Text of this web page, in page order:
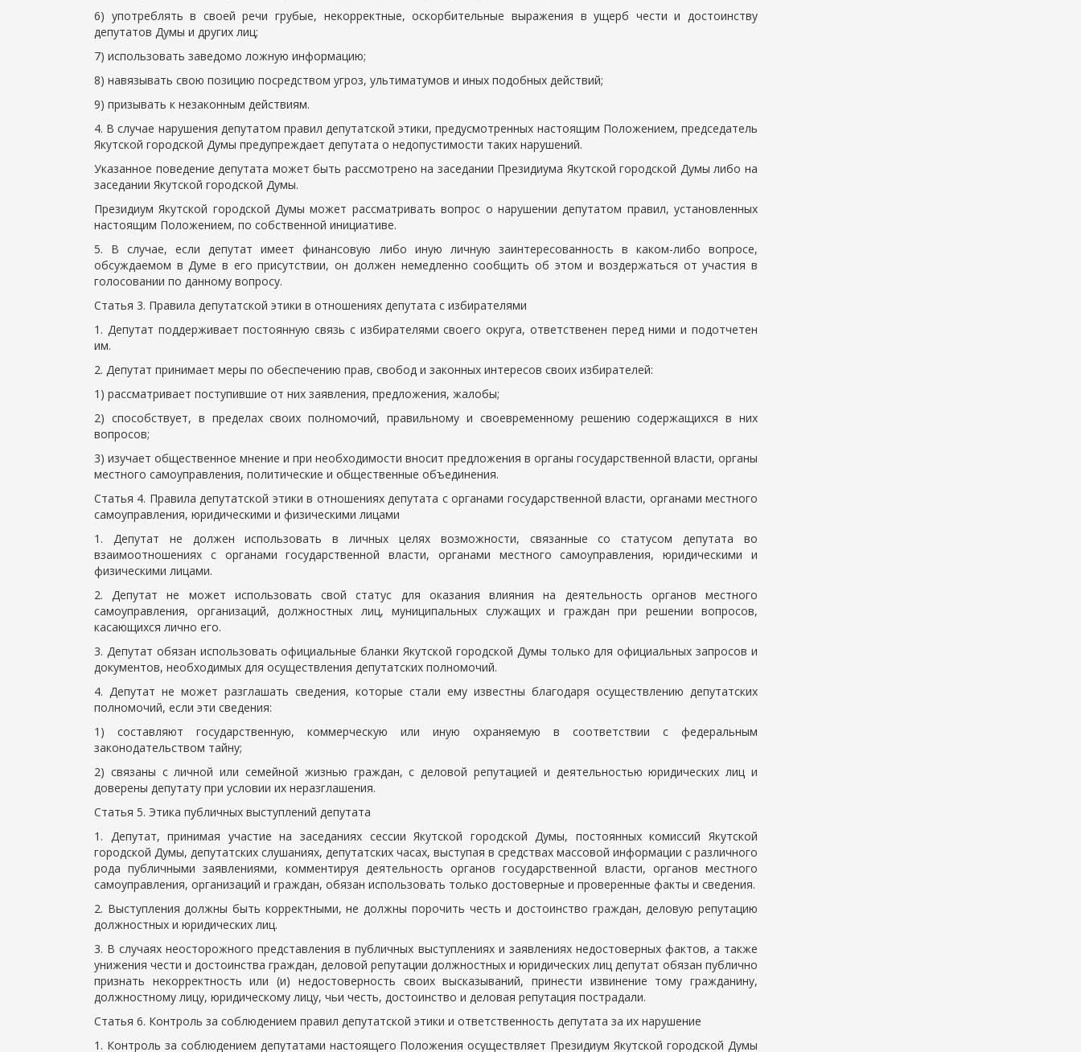
6) употреблять в своей речи грубые, некорректные, оскорбительные выражения в ущерб чести и достоинству
депутатов Думы и других лиц;
7) использовать заведомо ложную информацию;
8) навязывать свою позицию посредством угроз, ультиматумов и иных подобных действий;
9) призывать к незаконным действиям.
4. В случае нарушения депутатом правил депутатской этики, предусмотренных настоящим Положением, председатель
Якутской городской Думы предупреждает депутата о недопустимости таких нарушений.
Указанное поведение депутата может быть рассмотрено на заседании Президиума Якутской городской Думы либо на
заседании Якутской городской Думы.
Президиум Якутской городской Думы может рассматривать вопрос о нарушении депутатом правил, установленных
настоящим Положением, по собственной инициативе.
5. В случае, если депутат имеет финансовую либо иную личную заинтересованность в каком-либо вопросе,
обсуждаемом в Думе в его присутствии, он должен немедленно сообщить об этом и воздержаться от участия в
голосовании по данному вопросу.
Статья 3. Правила депутатской этики в отношениях депутата с избирателями
1. Депутат поддерживает постоянную связь с избирателями своего округа, ответственен перед ними и подотчетен
им.
2. Депутат принимает меры по обеспечению прав, свобод и законных интересов своих избирателей:
1) рассматривает поступившие от них заявления, предложения, жалобы;
2) способствует, в пределах своих полномочий, правильному и своевременному решению содержащихся в них
вопросов;
3) изучает общественное мнение и при необходимости вносит предложения в органы государственной власти, органы
местного самоуправления, политические и общественные объединения.
Статья 4. Правила депутатской этики в отношениях депутата с органами государственной власти, органами местного
самоуправления, юридическими и физическими лицами
1. Депутат не должен использовать в личных целях возможности, связанные со статусом депутата во
взаимоотношениях с органами государственной власти, органами местного самоуправления, юридическими и
физическими лицами.
2. Депутат не может использовать свой статус для оказания влияния на деятельность органов местного
самоуправления, организаций, должностных лиц, муниципальных служащих и граждан при решении вопросов,
касающихся лично его.
3. Депутат обязан использовать официальные бланки Якутской городской Думы только для официальных запросов и
документов, необходимых для осуществления депутатских полномочий.
4. Депутат не может разглашать сведения, которые стали ему известны благодаря осуществлению депутатских
полномочий, если эти сведения:
1) составляют государственную, коммерческую или иную охраняемую в соответствии с федеральным
законодательством тайну;
2) связаны с личной или семейной жизнью граждан, с деловой репутацией и деятельностью юридических лиц и
доверены депутату при условии их неразглашения.
Статья 5. Этика публичных выступлений депутата
1. Депутат, принимая участие на заседаниях сессии Якутской городской Думы, постоянных комиссий Якутской
городской Думы, депутатских слушаниях, депутатских часах, выступая в средствах массовой информации с различного
рода публичными заявлениями, комментируя деятельность органов государственной власти, органов местного
самоуправления, организаций и граждан, обязан использовать только достоверные и проверенные факты и сведения.
2. Выступления должны быть корректными, не должны порочить честь и достоинство граждан, деловую репутацию
должностных и юридических лиц.
3. В случаях неосторожного представления в публичных выступлениях и заявлениях недостоверных фактов, а также
унижения чести и достоинства граждан, деловой репутации должностных и юридических лиц депутат обязан публично
признать некорректность или (и) недостоверность своих высказываний, принести извинение тому гражданину,
должностному лицу, юридическому лицу, чьи честь, достоинство и деловая репутация пострадали.
Статья 6. Контроль за соблюдением правил депутатской этики и ответственность депутата за их нарушение
1. Контроль за соблюдением депутатами настоящего Положения осуществляет Президиум Якутской городской Думы